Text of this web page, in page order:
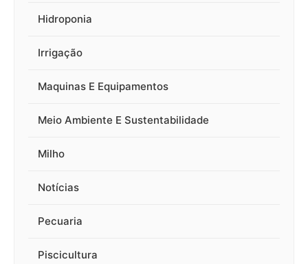
Hidroponia
Irrigação
Maquinas E Equipamentos
Meio Ambiente E Sustentabilidade
Milho
Notícias
Pecuaria
Piscicultura